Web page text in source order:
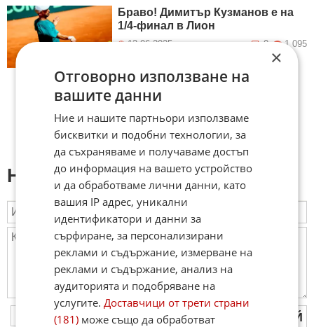
Браво! Димитър Кузманов е на
1/4-финал в Лион
13.06.2025 1 095
0
Напиши коментар:
ПУБЛИКУВАЙ
×
Отговорно използване на
вашите данни
Ние и нашите партньори използваме
бисквитки и подобни технологии, за
да съхраняваме и получаваме достъп
до информация на вашето устройство
и да обработваме лични данни, като
вашия IP адрес, уникални
идентификатори и данни за
сърфиране, за персонализирани
реклами и съдържание, измерване на
реклами и съдържание, анализ на
аудиторията и подобряване на
услугите.Доставчици от трети страни
(181) може също да обработват